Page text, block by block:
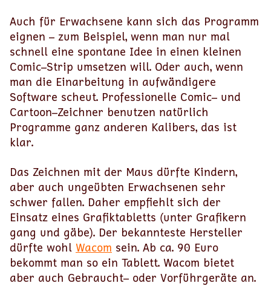
Auch für Erwachsene kann sich das Programm
eignen – zum Beispiel, wenn man nur mal
schnell eine spontane Idee in einen kleinen
Comic–Strip umsetzen will. Oder auch, wenn
man die Einarbeitung in aufwändigere
Software scheut. Professionelle Comic– und
Cartoon–Zeichner benutzen natürlich
Programme ganz anderen Kalibers, das ist
klar.
Das Zeichnen mit der Maus dürfte Kindern,
aber auch ungeübten Erwachsenen sehr
schwer fallen. Daher empfiehlt sich der
Einsatz eines Grafiktabletts (unter Grafikern
gang und gäbe). Der bekannteste Hersteller
dürfte wohl Wacom sein. Ab ca. 90 Euro
bekommt man so ein Tablett. Wacom bietet
aber auch Gebraucht– oder Vorführgeräte an.